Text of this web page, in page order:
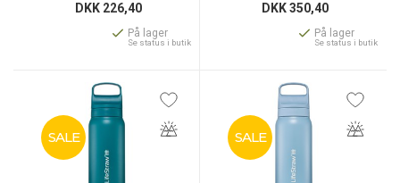
DKK 226,40
På lager
Se status i butik
DKK350,40
På lager
Se status i butik
SALE SALE